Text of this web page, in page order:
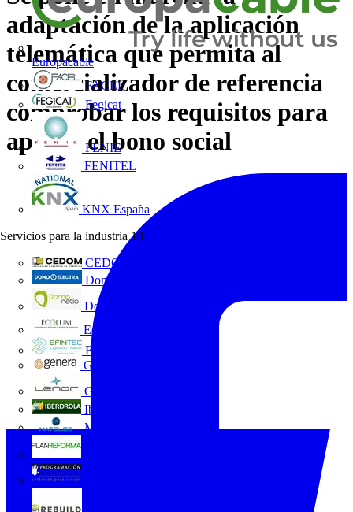
Europacable
FACEL
Fegicat
FENIE
FENITEL
KNX España
Servicios para la industria 13
CEDOM
Domo Electra
Domonetio
Ecolum
Efintec
GENERA
Grupo Lenor
Iberdrola
MATELEC
adaptación de la aplicación
telemática que permita al
comercializador de referencia
comprobar los requisitos para
aplicar el bono social